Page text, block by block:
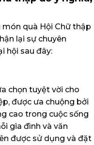
quà Hội Chữ thập
lại sự chuyên
hội sau đây:
chọn tuyệt vời cho
được ưa chuộng bởi
cao trong cuộc sống
gia đình và văn
được sử dụng và đặt